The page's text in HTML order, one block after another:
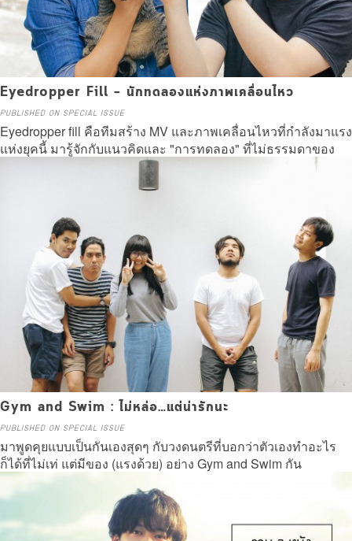
Eyedropper Fill – นักทดลองแห่งภาพเคลื่อนไหว
PUBLISHED ON SPECIAL ISSUE
Eyedropper fill คือทีมสร้าง MV และภาพเคลื่อนไหวที่กำลังมาแรง
แห่งยุคนี้ มารู้จักกับแนวคิดและ "การทดลอง" ที่ไม่ธรรมดาของ
Gym and Swim : ไม่หล่อ…แต่น่ารักนะ
PUBLISHED ON SPECIAL ISSUE
มาพูดคุยแบบเป็นกันเองสุดๆ กับวงดนตรีที่บอกว่าตัวเองทำอะไร
ก็ได้ที่ไม่เท่ แต่มีของ (แรงด้วย) อย่าง Gym and Swim กัน